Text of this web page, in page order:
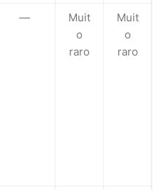
—
Muit
o
raro
Muit
o
raro